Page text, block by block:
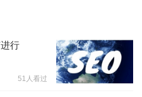
行
51人看过